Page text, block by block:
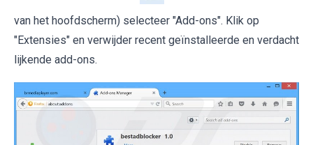
van het hoofdscherm) selecteer "Add-ons". Klik op
"Extensies" en verwijder recent geïnstalleerde en verdacht
lijkende add-ons.